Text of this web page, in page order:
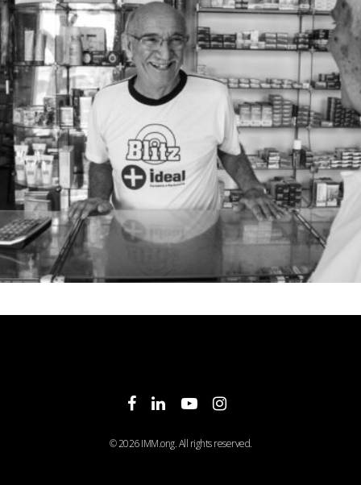
facebooklinkedinyoutube instagram
© 2026 IMM.ong. All rights reserved.